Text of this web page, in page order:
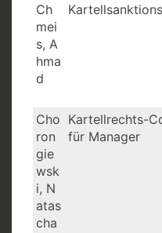
Ch
mei
s, A
hma
d
Cho
ron
gie
wsk
i, N
atas
cha
Kartellrechts-
für Manager